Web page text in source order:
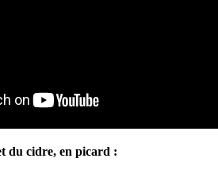
du cidre, en picard :